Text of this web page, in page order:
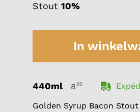
Stout10%
In
440ml 800
Golden Syrup Bacon Stout